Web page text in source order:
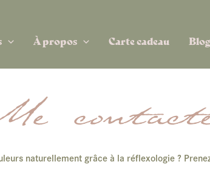
À propos Carte cadeau Blog
naturellement grâce à la réflexologie ?